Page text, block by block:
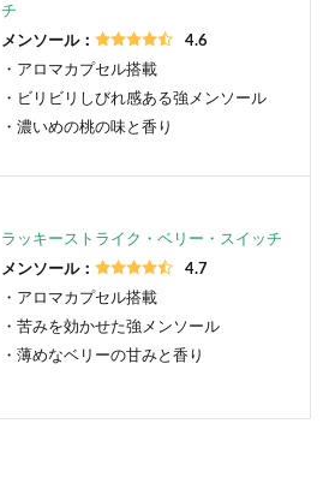
チ
メンソール：
4.6
・アロマカプセル搭載
・ビリビリしびれ感ある強メンソール
・濃いめの桃の味と香り
ラッキーストライク・ベリー・スイッチ
メンソール：
4.7
・アロマカプセル搭載
・苦みを効かせた強メンソール
・薄めなベリーの甘みと香り